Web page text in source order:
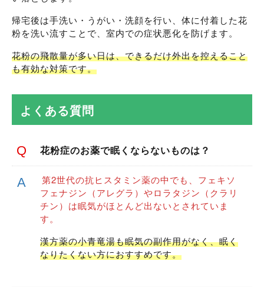
帰宅後は手洗い・うがい・洗顔を行い、体に付着した花
粉を洗い流すことで、室内での症状悪化を防げます。
花粉の飛散量が多い日は、できるだけ外出を控えること
も有効な対策です。
よくある質問
花粉症のお薬で眠くならないものは？
第2世代の抗ヒスタミン薬の中でも、フェキソ
フェナジン（アレグラ）やロラタジン（クラリ
チン）は眠気がほとんど出ないとされていま
す。
漢方薬の小青竜湯も眠気の副作用がなく、眠く
なりたくない方におすすめです。